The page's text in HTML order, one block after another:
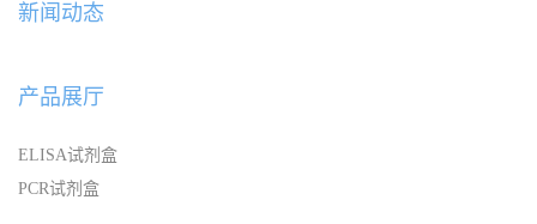
新闻动态
产品展厅
ELISA试剂盒
PCR试剂盒